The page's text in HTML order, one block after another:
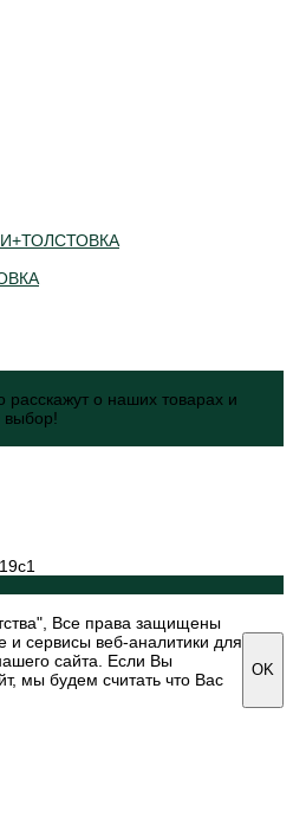
о наших товарах и
выбор!
Все права защищены
сервисы веб-аналитики для
сайта. Если Вы
мы будем считать что Вас
OK